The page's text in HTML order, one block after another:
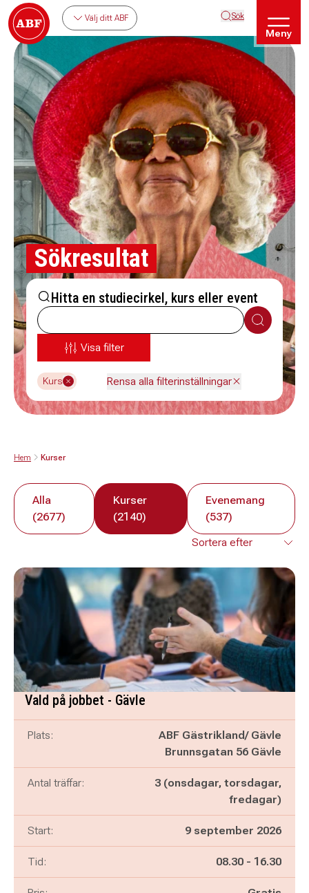
Välj ditt ABF Sök
Meny
Sökresultat
Hitta en studiecirkel, kurs eller event
Sök
Visa filter
Kurs Rensa alla filterinställningar
Hem Kurser
Alla
(2677)
Kurser
(2140)
Evenemang
(537)
Vald på jobbet - Gävle
Plats:
ABF Gästrikland/ Gävle
Brunnsgatan 56 Gävle
Antal träffar:
3 (onsdagar, torsdagar,
fredagar)
Start: 9 september 2026
Tid: Pågår mellan
08.30 - och
16.30